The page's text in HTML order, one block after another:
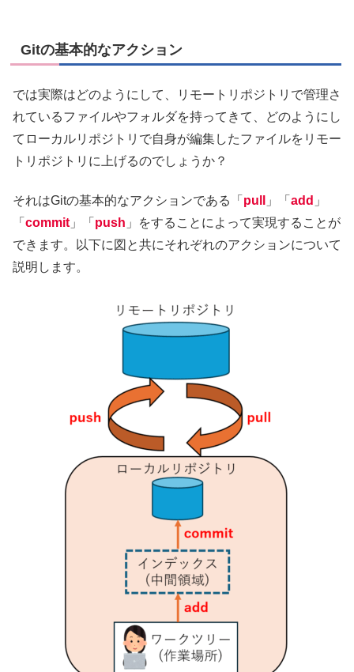
Gitの基本的なアクション
では実際はどのようにして、リモートリポジトリで管理さ
れているファイルやフォルダを持ってきて、どのようにし
てローカルリポジトリで自身が編集したファイルをリモー
トリポジトリに上げるのでしょうか？
それはGitの基本的なアクションである「 pull 」「 add 」
「 commit 」「 push 」をすることによって実現することが
できます。以下に図と共にそれぞれのアクションについて
説明します。